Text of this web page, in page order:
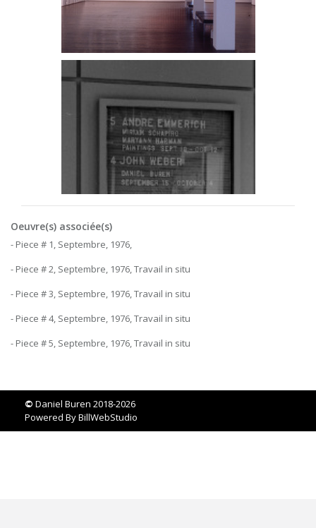
Oeuvre(s) associée(s)
- Piece # 1, Septembre, 1976,
- Piece # 2, Septembre, 1976, Travail in situ
- Piece # 3, Septembre, 1976, Travail in situ
- Piece # 4, Septembre, 1976, Travail in situ
- Piece # 5, Septembre, 1976, Travail in situ
© Daniel Buren 2018-2026
Powered ByBillWebStudio